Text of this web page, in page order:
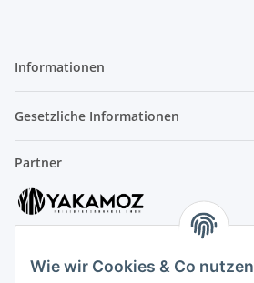
Wie wir Cookies & Co nutzen
Informationen
Gesetzliche Informationen
Partner